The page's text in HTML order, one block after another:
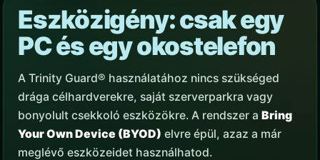
Eszközigény: csak egy
PC és egy okostelefon
A Trinity Guard® használatához nincs szükséged
drága célhardverekre, saját szerverparkra vagy
bonyolult csekkoló eszközökre. A rendszer a Bring
Your Own Device (BYOD) elvre épül, azaz a már
meglévő eszközeidet használhatod.